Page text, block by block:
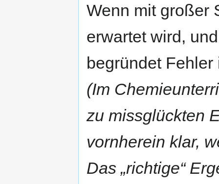
Wenn mit großer
erwartet wird,
begründet
(Im
zu missglückten
vornherein klar,
Das „richtige“